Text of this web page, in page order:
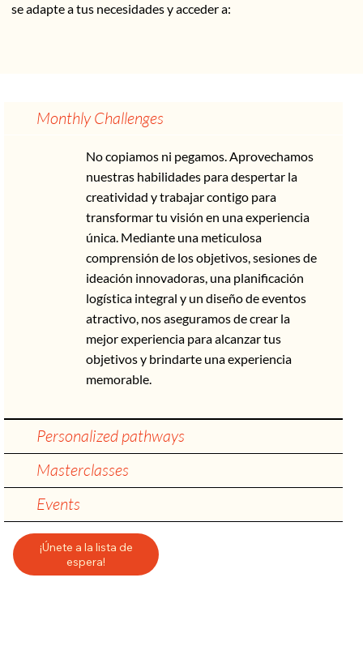
se adapte a tus necesidades y acceder a:
Monthly Challenges
No copiamos ni pegamos. Aprovechamos
nuestras habilidades para despertar la
creatividad y trabajar contigo para
transformar tu visión en una experiencia
única. Mediante una meticulosa
comprensión de los objetivos, sesiones de
ideación innovadoras, una planificación
logística integral y un diseño de eventos
atractivo, nos aseguramos de crear la
mejor experiencia para alcanzar tus
objetivos y brindarte una experiencia
memorable.
Personalized pathways
Masterclasses
Events
¡Únete a la lista de
espera!